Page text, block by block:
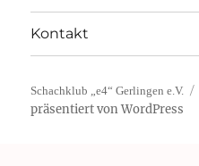
Kontakt
Schachklub „e4“ Gerlingen e.V.
präsentiert von WordPress